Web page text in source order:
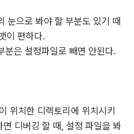
눈으로 봐야 할 부분도 있기 때
이 편하다.
분은 설정파일로 빼면 안된다.
위치한 디렉토리에 위치시키
디버깅 할 때, 설정 파일을 봐